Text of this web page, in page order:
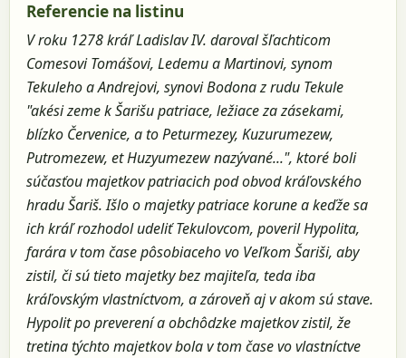
Referencie na listinu
V roku 1278 kráľ Ladislav IV. daroval šľachticom
Comesovi Tomášovi, Ledemu a Martinovi, synom
Tekuleho a Andrejovi, synovi Bodona z rudu Tekule
"akési zeme k Šarišu patriace, ležiace za zásekami,
blízko Červenice, a to Peturmezey, Kuzurumezew,
Putromezew, et Huzyumezew nazývané...", ktoré boli
súčasťou majetkov patriacich pod obvod kráľovského
hradu Šariš. Išlo o majetky patriace korune a keďže sa
ich kráľ rozhodol udeliť Tekulovcom, poveril Hypolita,
farára v tom čase pôsobiaceho vo Veľkom Šariši, aby
zistil, či sú tieto majetky bez majiteľa, teda iba
kráľovským vlastníctvom, a zároveň aj v akom sú stave.
Hypolit po preverení a obchôdzke majetkov zistil, že
tretina týchto majetkov bola v tom čase vo vlastníctve